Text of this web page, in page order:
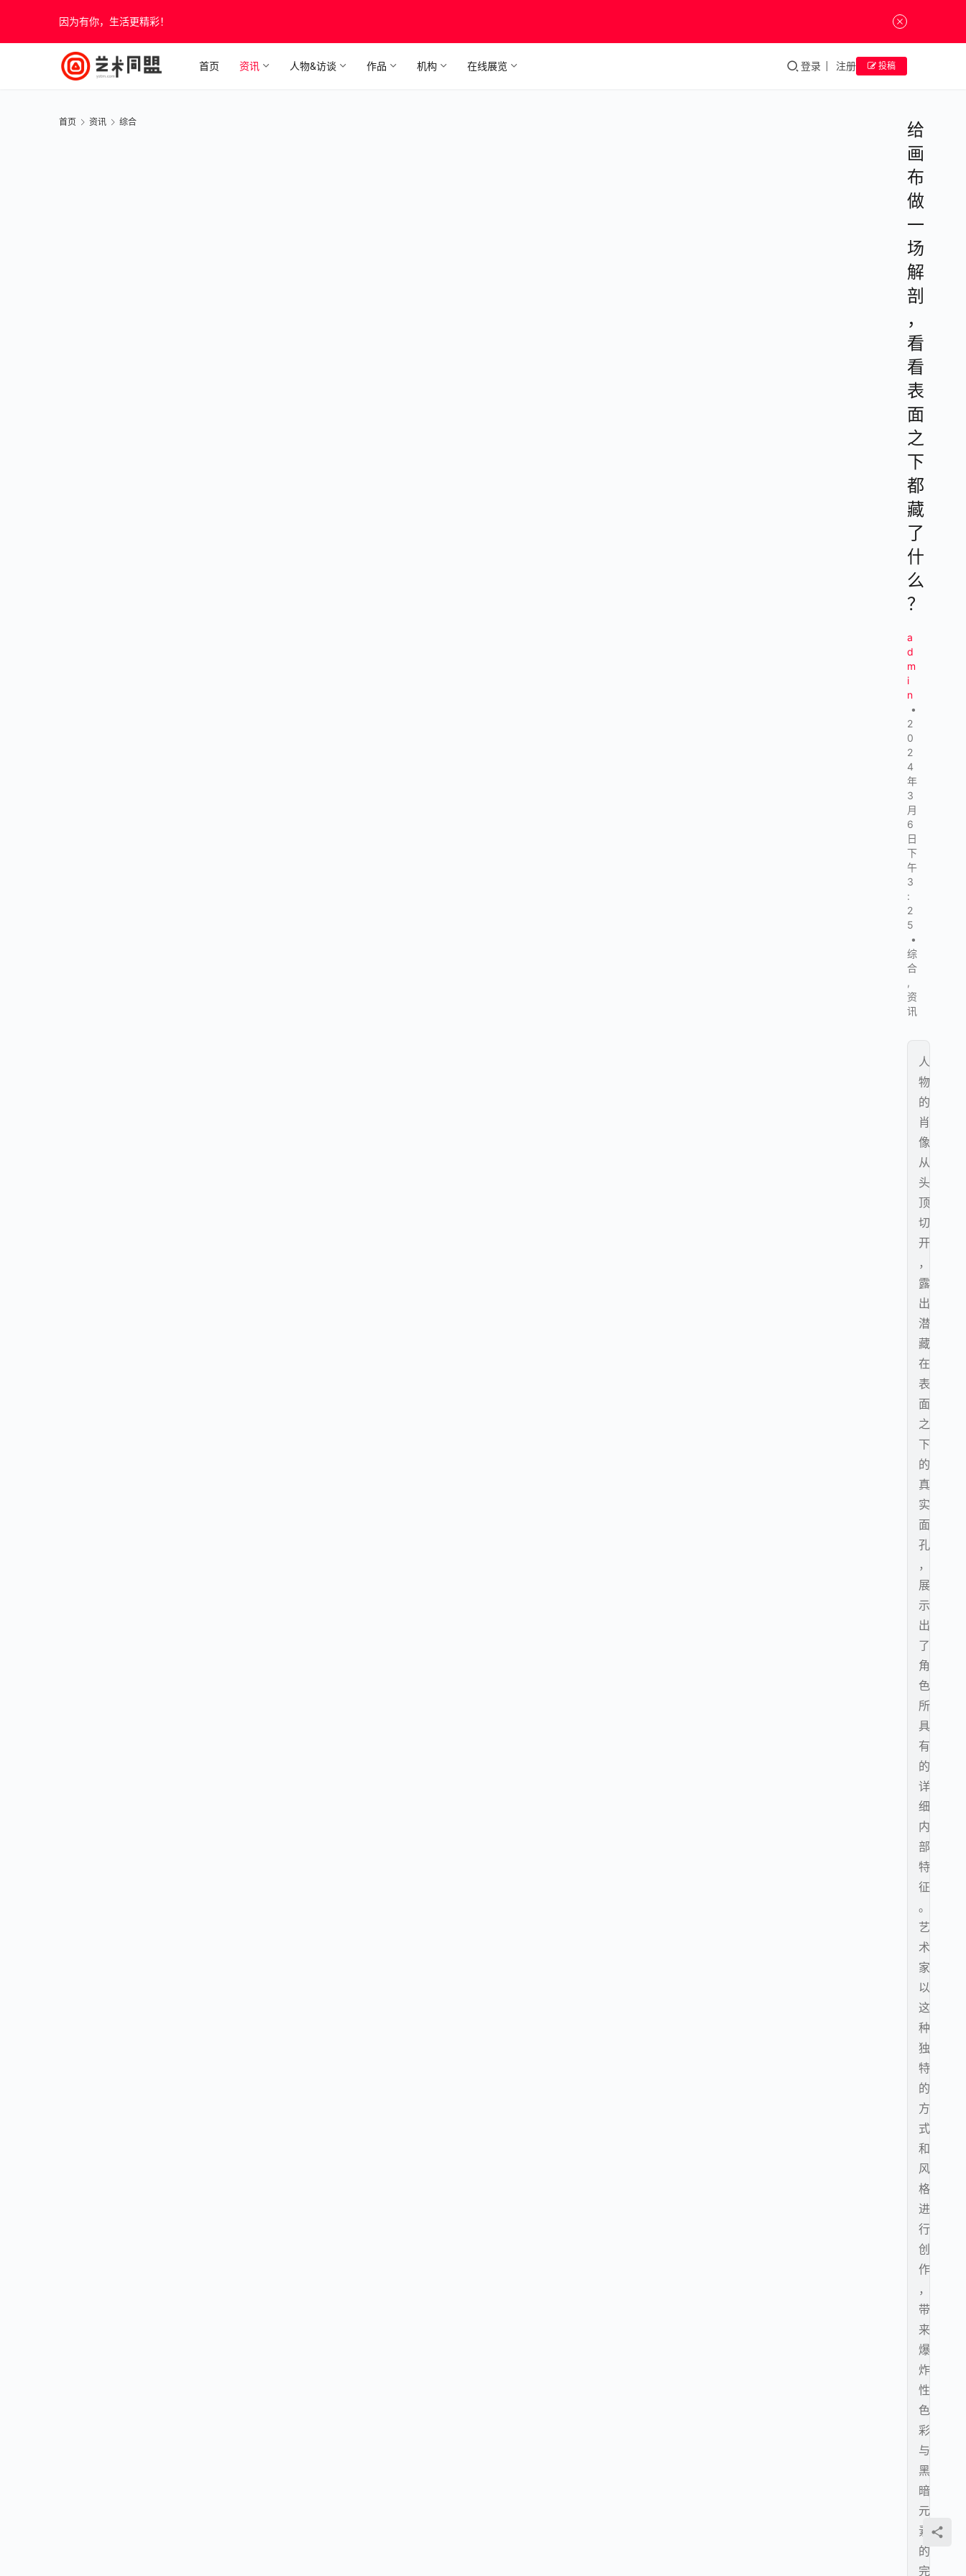
因为有你，生活更精彩！
首页 资讯 人物&访谈 作品 机构 在线展览 登录 注册 投稿
首页 资讯 综合
给
画
布
做
一
场
解
剖
，
看
看
表
面
之
下
都
藏
了
什
么
？
a
d
m
i
n
•
2
0
2
4
年
3
月
6
日
下
午
3
:
2
5
•
综
合
,
资
讯
人
物
的
肖
像
从
头
顶
切
开
，
露
出
潜
藏
在
表
面
之
下
的
真
实
面
孔
，
展
示
出
了
角
色
所
具
有
的
详
细
内
部
特
征
。
艺
术
家
以
这
种
独
特
的
方
式
和
风
格
进
行
创
作
，
带
来
爆
炸
性
色
彩
与
黑
暗
元
素
的
完